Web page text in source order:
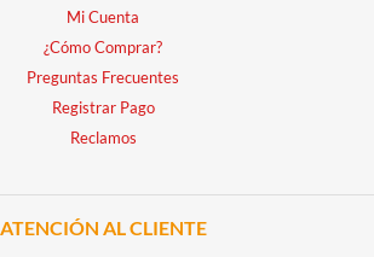
Mi Cuenta
¿Cómo Comprar?
Preguntas Frecuentes
Registrar Pago
Reclamos
ATENCIÓN AL CLIENTE